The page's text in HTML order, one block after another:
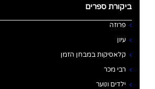
ביקורת ספרים
פרוזה
עיון
קלאסיקות במבחן הזמן
רבי מכר
ילדים ונוער